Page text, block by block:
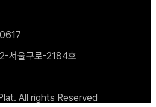
서울구로-2184호
All rights Reserved